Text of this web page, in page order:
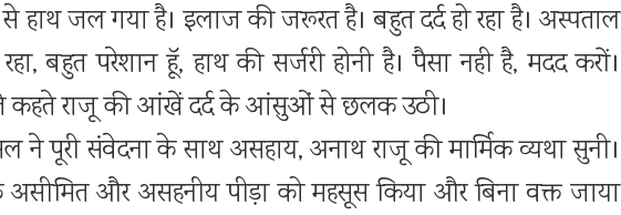
से हाथ जल गया है। इलाज की जरूरत है। बहुत दर्द हो रहा है। अस्पताल
बहुत परेशान हूॅ, हाथ की सर्जरी होनी है। पैसा नही है, मदद करों।
राजू की आंखें दर्द के आंसुओं से छलक उठी।
ने पूरी संवेदना के साथ असहाय, अनाथ राजू की मार्मिक व्यथा सुनी।
और असहनीय पीड़ा को महसूस किया और बिना वक्त जाया